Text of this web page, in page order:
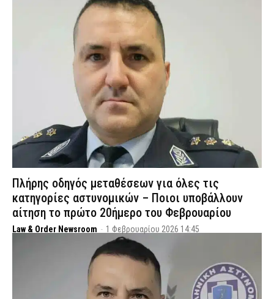
Πλήρης οδηγός μεταθέσεων για όλες τις
κατηγορίες αστυνομικών – Ποιοι υποβάλλουν
αίτηση το πρώτο 20ήμερο του Φεβρουαρίου
Law & Order Newsroom - 1 Φεβρουαρίου 2026 14:45